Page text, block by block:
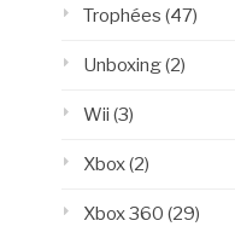
Trophées (47)
Unboxing(2)
Wii (3)
Xbox(2)
Xbox 360 (29)